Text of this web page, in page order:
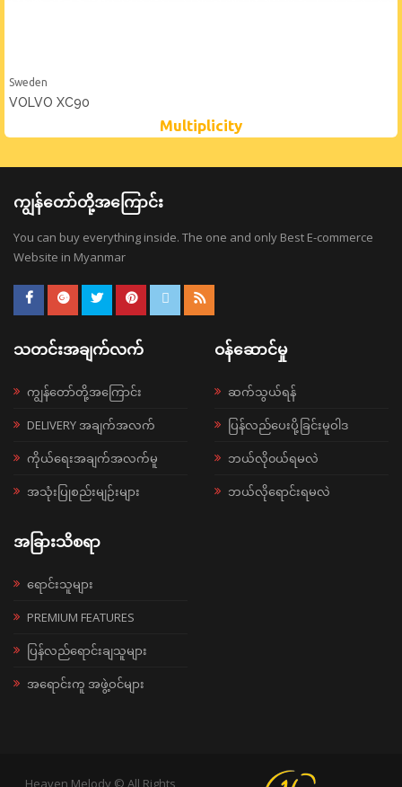
Sweden
VOLVO XC90
Multiplicity
ကျွန်တော်တို့အကြောင်း
You can buy everything inside. The one and only Best E-commerce
Website in Myanmar
သတင်းအချက်လက်
ကျွန်တော်တို့အကြောင်း
DELIVERY အချက်အလက်
ကိုယ်ရေးအချက်အလက်မူ
အသုံးပြုစည်းမျဉ်းများ
ဝန်ဆောင်မှု
ဆက်သွယ်ရန်
ပြန်လည်ပေးပို့ခြင်းမူဝါဒ
ဘယ်လို၀ယ်ရမလဲ
ဘယ်လိုရောင်းရမလဲ
အခြားသိစရာ
ရောင်းသူများ
PREMIUM FEATURES
ပြန်လည်ရောင်းချသူများ
အရောင်းကူ အဖွဲ့ဝင်များ
Heaven Melody © All Rights